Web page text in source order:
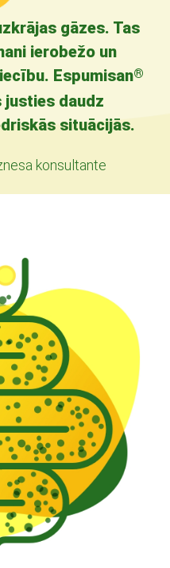
gāzes. Tas
ierobežo un
Espumisan®
justies daudz
situācijās.
konsultante